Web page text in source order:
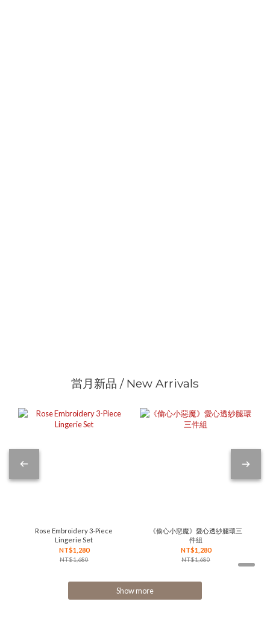
當月新品 / New Arrivals
Rose Embroidery 3-Piece
Lingerie Set
NT$1,280
NT$1,680
《偷心小惡魔》愛心透紗腿環三
件組
NT$1,280
NT$1,680
Show more